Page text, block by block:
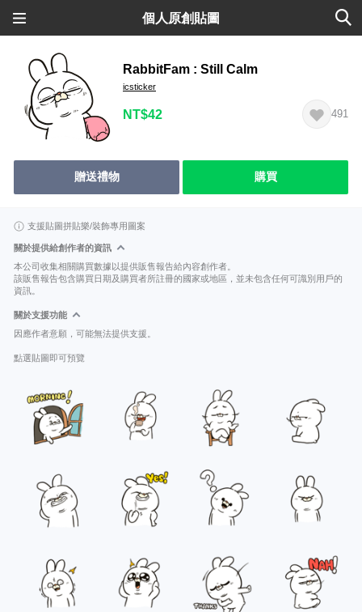
個人原創貼圖
RabbitFam : Still Calm
icsticker
NT$42 491
贈送禮物 購買
支援貼圖拼貼樂/裝飾專用圖案
關於提供給創作者的資訊
本公司收集相關購買數據以提供販售報告給內容創作者。
該販售報告包含購買日期及購買者所註冊的國家或地區，並未包含任何可識別用戶的
資訊。
關於支援功能
因應作者意願，可能無法提供支援。
點選貼圖即可預覽